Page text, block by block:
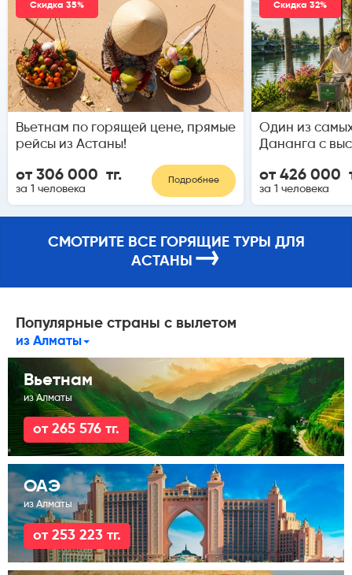
Скидка 35%
Вьетнам по горящей цене, прямые
рейсы из Астаны!
от 306 000 тг.
за 1 человека
Подробнее
Скидка 32%
Один из
Дананга с
от 426 000
за 1 человека
СМОТРИТЕ ВСЕ ГОРЯЩИЕ ТУРЫ ДЛЯ
АСТАНЫ →
Популярные страны с вылетом
из Алматы
Вьетнам
из Алматы
от 265 576 тг.
ОАЭ
из Алматы
от 253 223 тг.